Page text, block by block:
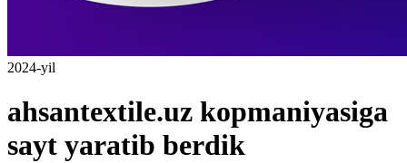
2024-yil
ahsantextile.uz kopmaniyasiga
sayt yaratib berdik